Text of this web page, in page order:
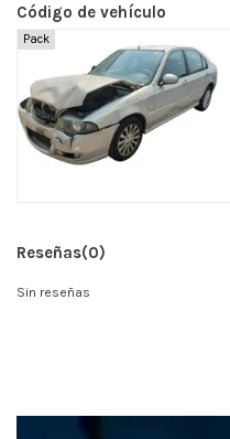
Código de vehículo
Pack
Reseñas(0)
Sin reseñas